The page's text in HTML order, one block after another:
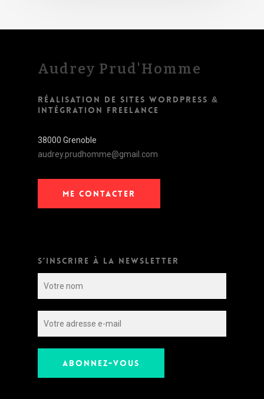
Audrey Prud'Homme
RÉALISATION DE SITES WORDPRESS &
INTÉGRATION FREELANCE
38000 Grenoble
audrey.prudhomme@gmail.com
ME CONTACTER
S’INSCRIRE À LA NEWSLETTER